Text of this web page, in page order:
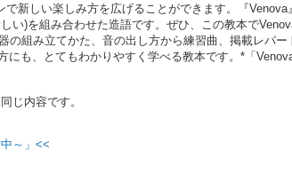
新しい楽しみ方を広げることができます。『Venova
い)を組み合わせた造語です。ぜひ、この教本で
の組み立てかた、音の出し方から練習曲、掲載レパー
も、とてもわかりやすく学べる教本です。*「
じ内容です。
～」<<